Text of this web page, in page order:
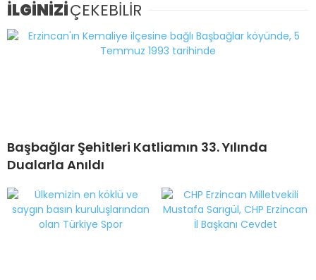
İLGİNİZİÇEKEBİLİR
Başbağlar Şehitleri Katliamın 33. Yılında
Dualarla Anıldı